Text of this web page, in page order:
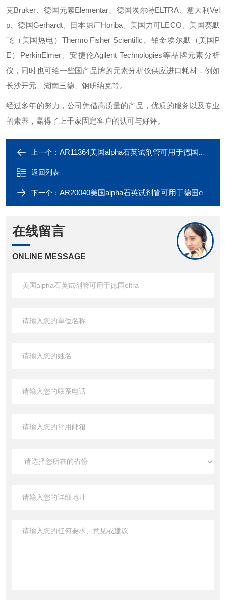
克Bruker、德国元素Elementar、德国埃尔特ELTRA、意大利Vel
p、德国Gerhardt、日本堀厂Horiba、美国力可LECO、美国赛默
飞（美国热电）Thermo Fisher Scientific、铂金埃尔默（美国P
E）PerkinElmer、安捷伦Agilent Technologies等品牌元素分析
仪，同时也可给一些国产品牌的元素分析仪供应进口耗材，例如
长沙开元、湖南三德、钢研纳克等。
经过多年的努力，公司凭借高质量的产品，优质的服务以及专业
的素养，赢得了上千家固定客户的认可与好评。
上一个： AR11364美国alpha石英试剂管可用于德国Elementar
返回列表
下一个： AR20040美国alpha石英试剂管可用于德国eltra
在线留言
ONLINE MESSAGE